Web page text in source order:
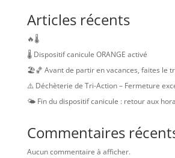
Articles récents
🔥🌡️
🌡️ Dispositif canicule ORANGE activé
🏖️🏀 Avant de partir en vacances, faites le
⚠️ Déchèterie de Tri-Action – Fermeture
🌤️ Fin du dispositif canicule : retour aux
Commentaires
Aucun commentaire à afficher.